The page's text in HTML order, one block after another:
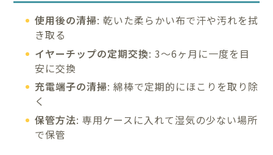
使用後の清掃: 乾いた柔らかい布で汗や汚れを拭
き取る
イヤーチップの定期交換: 3〜6ヶ月に一度を目
安に交換
充電端子の清掃: 綿棒で定期的にほこりを取り除
く
保管方法: 専用ケースに入れて湿気の少ない場所
で保管